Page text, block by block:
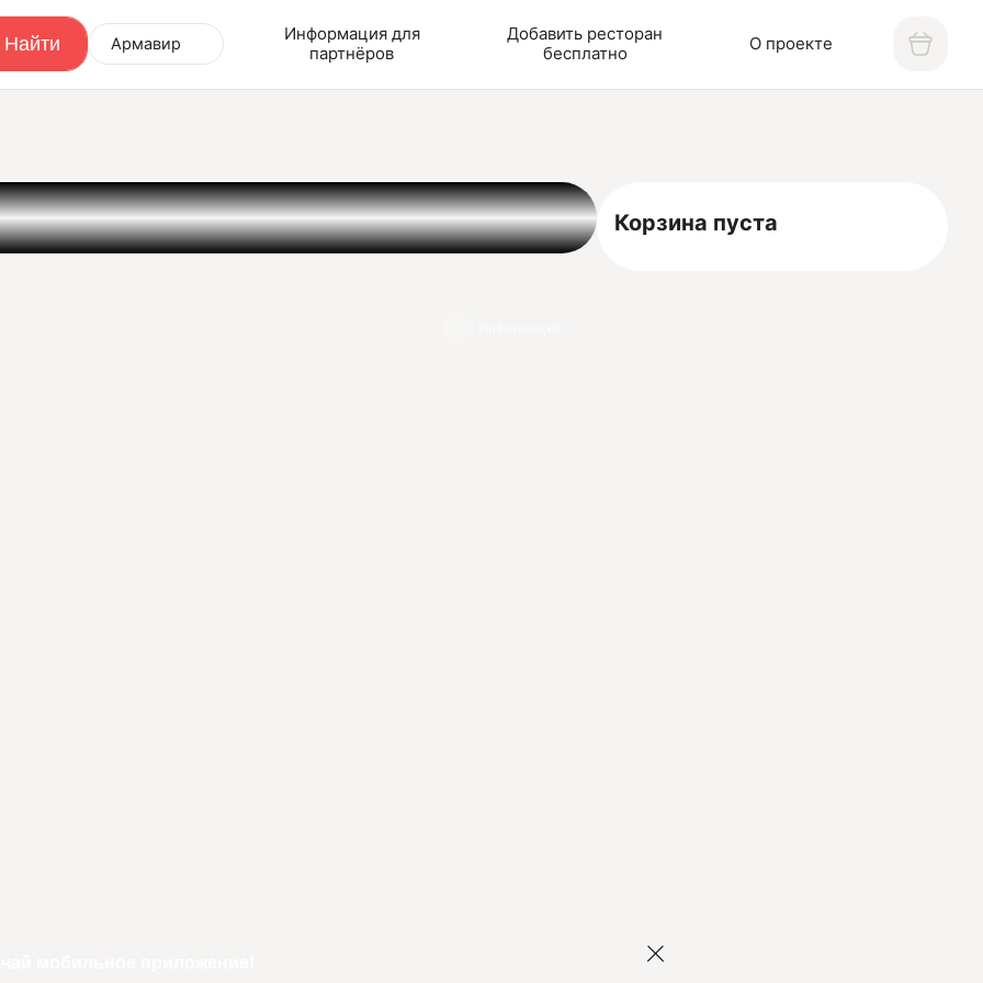
Армавир
Информация для
партнёров
Добавить ресторан
бесплатно
О проекте
Корзина пуста